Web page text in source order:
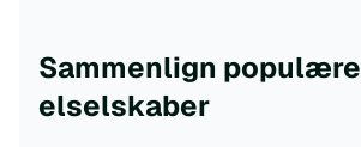
Sammenlign populære
elselskaber